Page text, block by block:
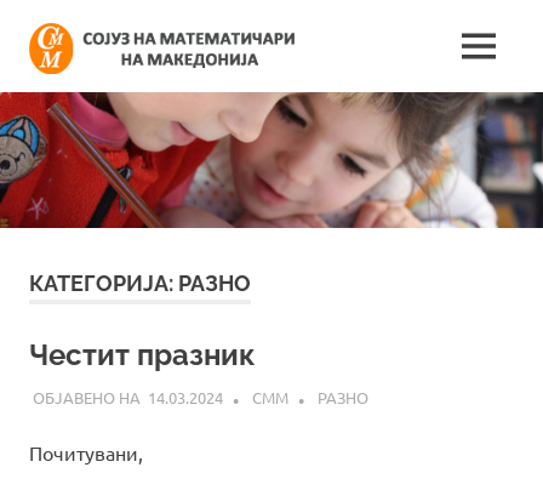
content
на
на
информации
поврзани
со
работата
на
MENU
КАТЕГОРИЈА: РАЗНО
Честит празник
14.03.2024 СММ РАЗНО
Почитувани,